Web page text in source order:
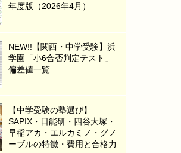
年度版（2026年4月）
NEW!!【関西・中学受験】浜
学園「小6合否判定テスト」
偏差値一覧
【中学受験の塾選び】
SAPIX・日能研・四谷大塚・
早稲アカ・エルカミノ・グノ
ーブルの特徴・費用と合格力